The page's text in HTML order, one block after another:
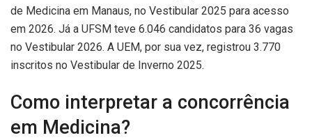
de Medicina em Manaus, no Vestibular 2025 para acesso
em 2026. Já a UFSM teve 6.046 candidatos para 36 vagas
no Vestibular 2026. A UEM, por sua vez, registrou 3.770
inscritos no Vestibular de Inverno 2025.
Como interpretar a concorrência
em Medicina?